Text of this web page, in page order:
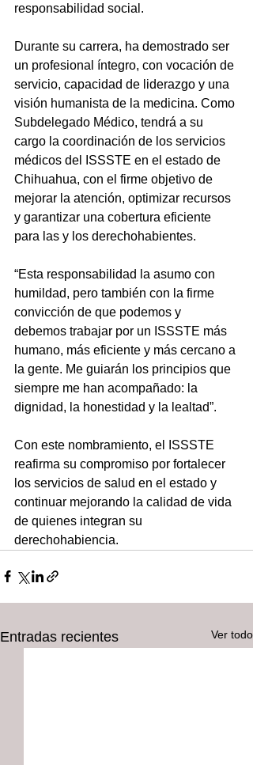
responsabilidad social.
Durante su carrera, ha demostrado ser
un profesional íntegro, con vocación de
servicio, capacidad de liderazgo y una
visión humanista de la medicina. Como
Subdelegado Médico, tendrá a su
cargo la coordinación de los servicios
médicos del ISSSTE en el estado de
Chihuahua, con el firme objetivo de
mejorar la atención, optimizar recursos
y garantizar una cobertura eficiente
para las y los derechohabientes.
“Esta responsabilidad la asumo con
humildad, pero también con la firme
convicción de que podemos y
debemos trabajar por un ISSSTE más
humano, más eficiente y más cercano a
la gente. Me guiarán los principios que
siempre me han acompañado: la
dignidad, la honestidad y la lealtad”.
Con este nombramiento, el ISSSTE
reafirma su compromiso por fortalecer
los servicios de salud en el estado y
continuar mejorando la calidad de vida
de quienes integran su
derechohabiencia.
Entradas recientes Ver todo